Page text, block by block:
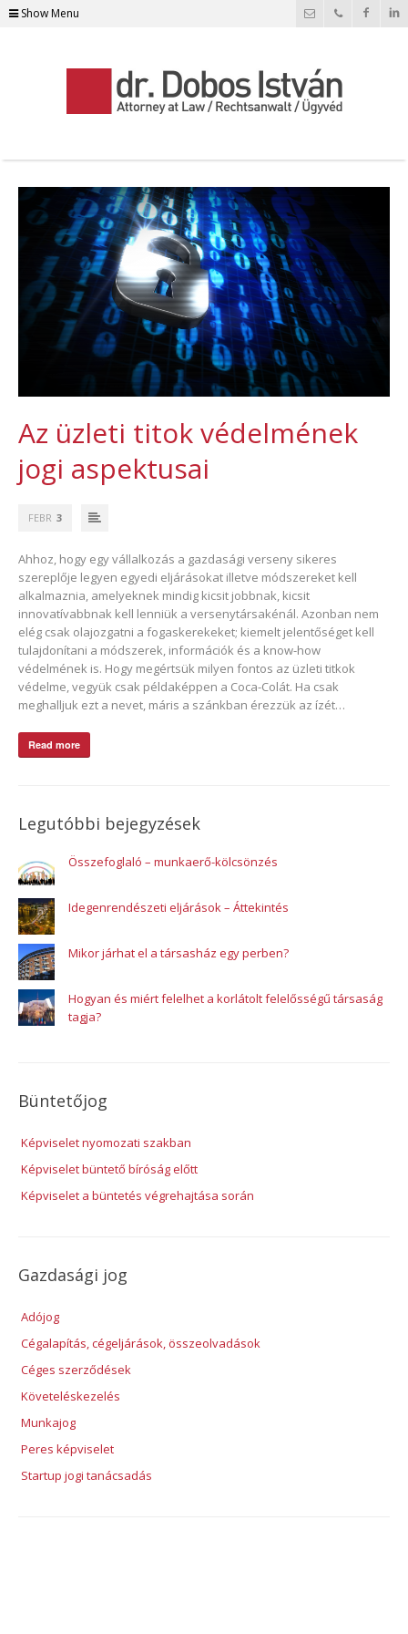
Show Menu
Az üzleti titok védelmének
jogi aspektusai
FEBR 3
Ahhoz, hogy egy vállalkozás a gazdasági verseny sikeres
szereplője legyen egyedi eljárásokat illetve módszereket kell
alkalmaznia, amelyeknek mindig kicsit jobbnak, kicsit
innovatívabbnak kell lenniük a versenytársakénál. Azonban nem
elég csak olajozgatni a fogaskerekeket; kiemelt jelentőséget kell
tulajdonítani a módszerek, információk és a know-how
védelmének is. Hogy megértsük milyen fontos az üzleti titkok
védelme, vegyük csak példaképpen a Coca-Colát. Ha csak
meghalljuk ezt a nevet, máris a szánkban érezzük az ízét…
Read more
Legutóbbi bejegyzések
Összefoglaló – munkaerő-kölcsönzés
Idegenrendészeti eljárások – Áttekintés
Mikor járhat el a társasház egy perben?
Hogyan és miért felelhet a korlátolt felelősségű társaság
tagja?
Büntetőjog
Képviselet nyomozati szakban
Képviselet büntető bíróság előtt
Képviselet a büntetés végrehajtása során
Gazdasági jog
Adójog
Cégalapítás, cégeljárások, összeolvadások
Céges szerződések
Követeléskezelés
Munkajog
Peres képviselet
Startup jogi tanácsadás